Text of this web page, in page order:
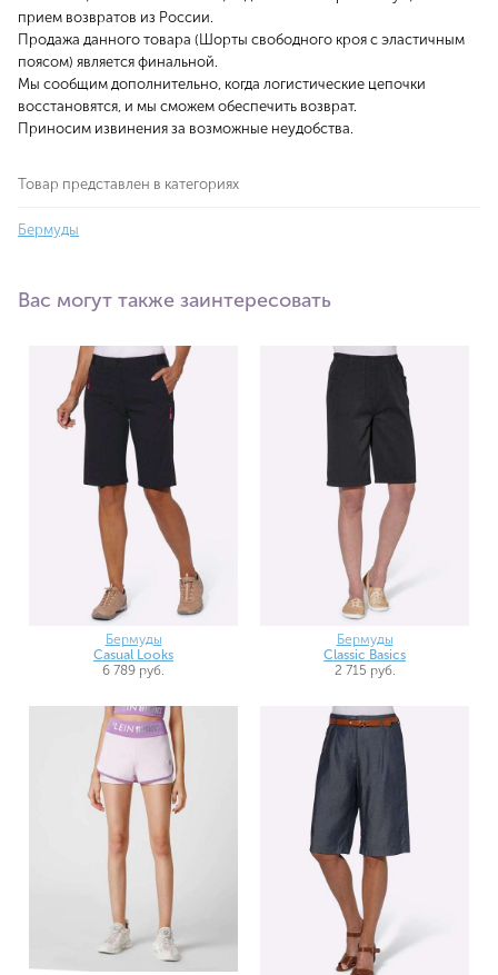
прием возвратов из России.
Продажа данного товара (Шорты свободного кроя с эластичным
поясом) является финальной.
Мы сообщим дополнительно, когда логистические цепочки
восстановятся, и мы сможем обеспечить возврат.
Приносим извинения за возможные неудобства.
Товар представлен в категориях
Бермуды
Вас могут также заинтересовать
Бермуды
Casual Looks
6 789 руб.
Бермуды
Classic Basics
2 715 руб.